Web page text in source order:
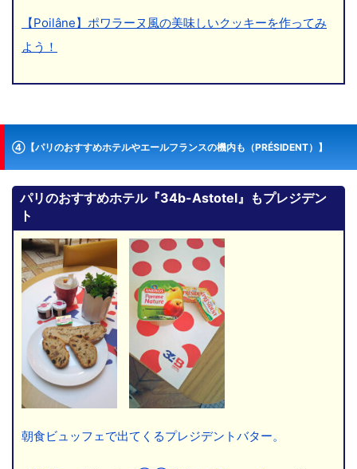
【Poilâne】ポワラーヌ風の美味しいクッキーを作ってみ
よう！
④【パリのおすすめホテルやエールフランスの機内も（PRÉSIDENT）】
パリのおすすめホテル『34b-Astotel』もプレジデン
ト
朝食ビュッフェで出てくるプレジデントバター。